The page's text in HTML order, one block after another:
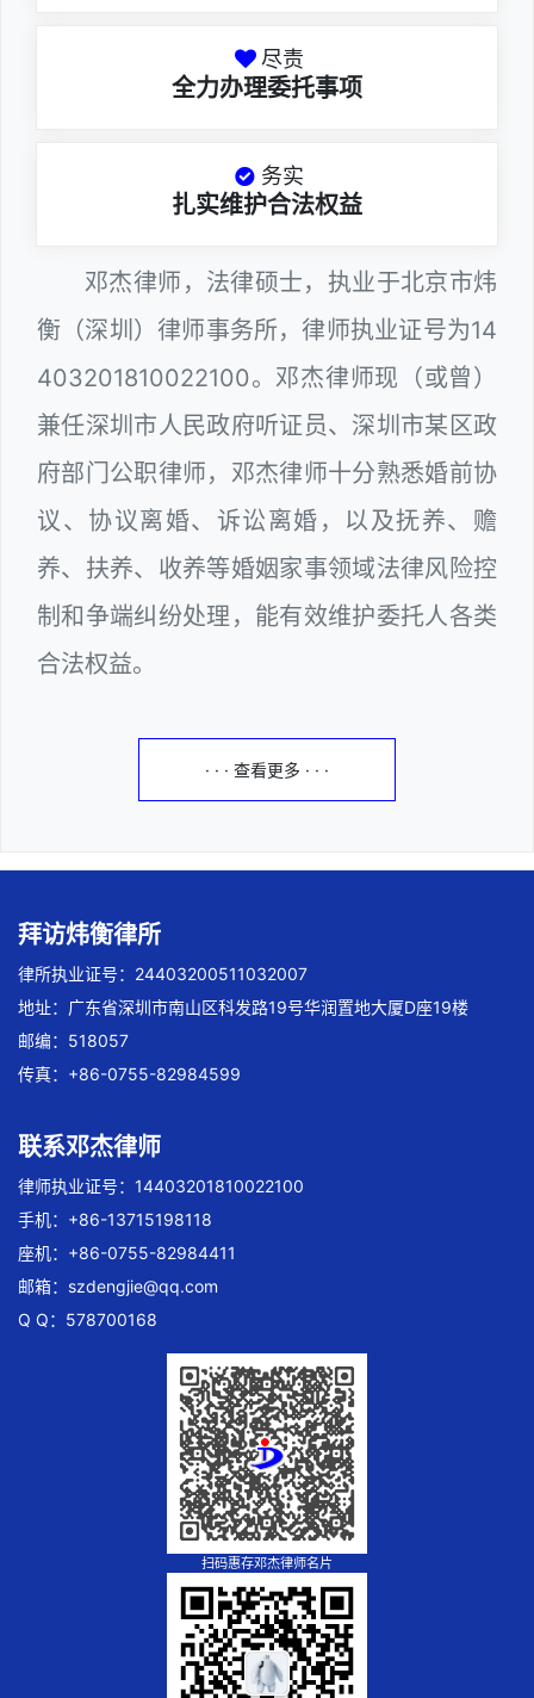
尽责
全力办理委托事项
务实
扎实维护合法权益
邓杰律师，法律硕士，执业于北京市炜
衡（深圳）律师事务所，律师执业证号为14
403201810022100。邓杰律师现（或曾）
兼任深圳市人民政府听证员、深圳市某区政
府部门公职律师，邓杰律师十分熟悉婚前协
议、协议离婚、诉讼离婚，以及抚养、赡
养、扶养、收养等婚姻家事领域法律风险控
制和争端纠纷处理，能有效维护委托人各类
合法权益。
· · · 查看更多 · · ·
拜访炜衡律所
律所执业证号：24403200511032007
地址：广东省深圳市南山区科发路19号华润置地大厦D座19楼
邮编：518057
传真：+86-0755-82984599
联系邓杰律师
律师执业证号：14403201810022100
手机：+86-13715198118
座机：+86-0755-82984411
邮箱： szdengjie@qq.com
Q Q：578700168
扫码惠存邓杰律师名片